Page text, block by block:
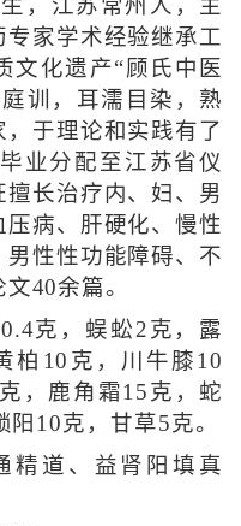
，江苏常州人，主
家学术经验继承工
文化遗产“顾氏中医
训，耳濡目染，熟
于理论和实践有了
业分配至江苏省仪
长治疗内、妇、男
病、肝硬化、慢性
性性功能障碍、不
40余篇。
克，蜈蚣2克，露
柏10克，川牛膝10
，鹿角霜15克，蛇
10克，甘草5克。
道、益肾阳填真